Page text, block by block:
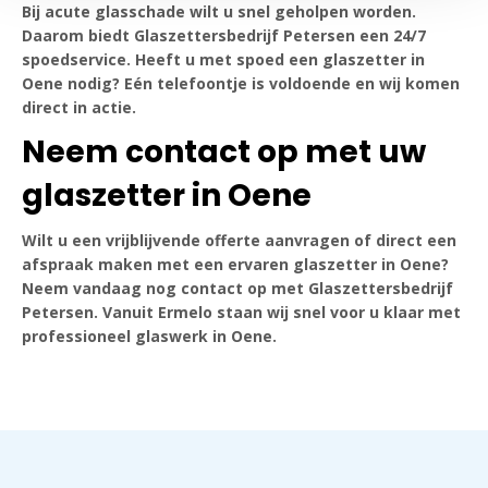
Bij acute glasschade wilt u snel geholpen worden.
Daarom biedt Glaszettersbedrijf Petersen een 24/7
spoedservice. Heeft u met spoed een glaszetter in
Oene nodig? Eén telefoontje is voldoende en wij komen
direct in actie.
Neem contact op met uw
glaszetter in Oene
Wilt u een vrijblijvende offerte aanvragen of direct een
afspraak maken met een ervaren glaszetter in Oene?
Neem vandaag nog contact op met Glaszettersbedrijf
Petersen. Vanuit Ermelo staan wij snel voor u klaar met
professioneel glaswerk in Oene.